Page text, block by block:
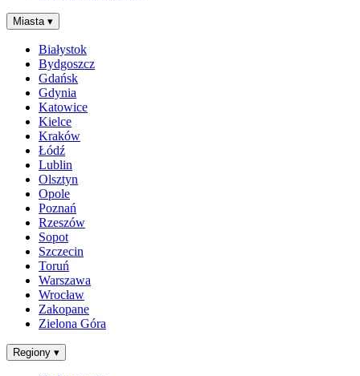
Miasta ▾
Białystok
Bydgoszcz
Gdańsk
Gdynia
Katowice
Kielce
Kraków
Łódź
Lublin
Olsztyn
Opole
Poznań
Rzeszów
Sopot
Szczecin
Toruń
Warszawa
Wrocław
Zakopane
Zielona Góra
Regiony ▾